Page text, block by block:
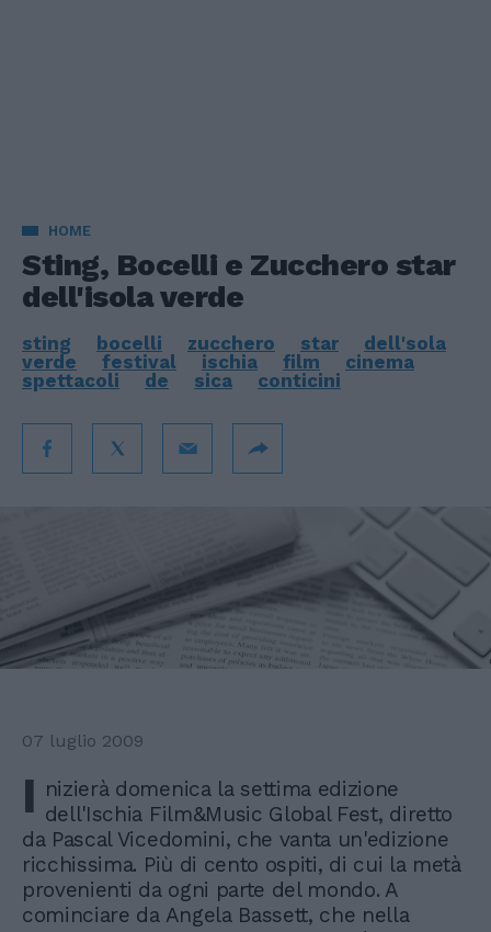
HOME
Sting, Bocelli e Zucchero star
dell'isola verde
sting bocelli zucchero star
dell'sola
verde
festival ischia film
cinema
spettacoli
de sica conticini
07 luglio 2009
I nizierà domenica la settima edizione
dell'Ischia Film&Music Global Fest, diretto
da Pascal Vicedomini, che vanta un'edizione
ricchissima. Più di cento ospiti, di cui la metà
provenienti da ogni parte del mondo. A
cominciare da Angela Bassett, che nella